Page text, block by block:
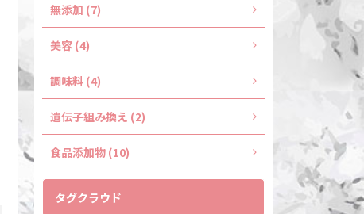
無添加 (7)
美容 (4)
調味料 (4)
遺伝子組み換え (2)
食品添加物 (10)
タグクラウド